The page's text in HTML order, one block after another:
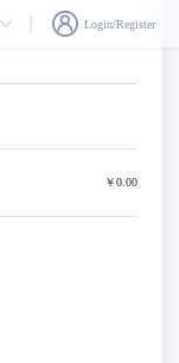
Login/Register
￥0.00